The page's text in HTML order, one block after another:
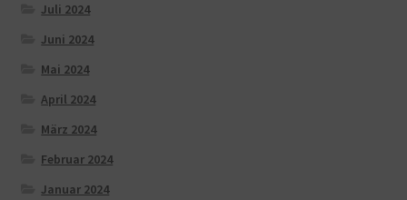
Juli 2024
Juni 2024
Mai 2024
April 2024
März 2024
Februar 2024
Januar 2024